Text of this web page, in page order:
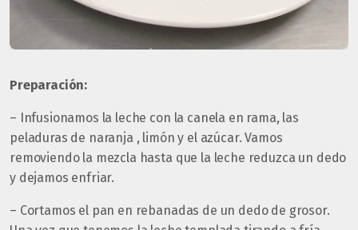
Preparación:
– Infusionamos la leche con la canela en rama, las
peladuras de naranja , limón y el azúcar. Vamos
removiendo la mezcla hasta que la leche reduzca un dedo
y dejamos enfriar.
– Cortamos el pan en rebanadas de un dedo de grosor.